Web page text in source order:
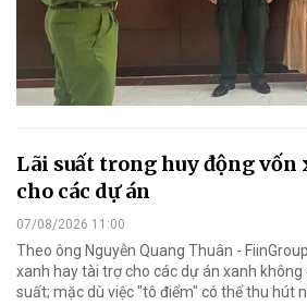
Lãi suất trong huy động
cho các dự án
07/08/2026 11:00
Theo ông Nguyễn Quang Thuân -
xanh hay tài trợ cho các dự án xanh không
suất; mặc dù việc "tô điểm" có thể thu hút